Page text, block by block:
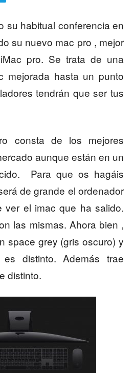
su habitual conferencia en
su nuevo mac pro , mejor
pro. Se trata de una
mejorada hasta un punto
tendrán que ser tus
consta de los mejores
aunque están en un
Para que os hagáis
de grande el ordenador
ver el imac que ha salido.
las mismas. Ahora bien ,
space grey (gris oscuro) y
distinto. Además trae
distinto.